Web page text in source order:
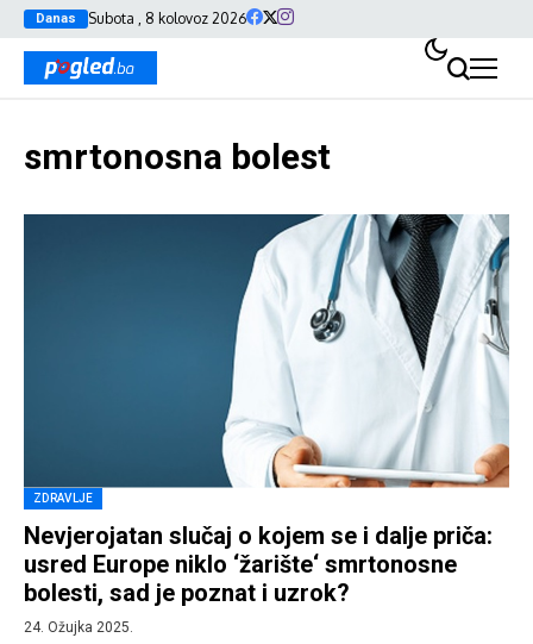
Danas Subota , 8 kolovoz 2026
smrtonosna bolest
ZDRAVLJE
Nevjerojatan slučaj o kojem se i dalje priča:
usred Europe niklo ‘žarište‘ smrtonosne
bolesti, sad je poznat i uzrok?
24. Ožujka 2025.